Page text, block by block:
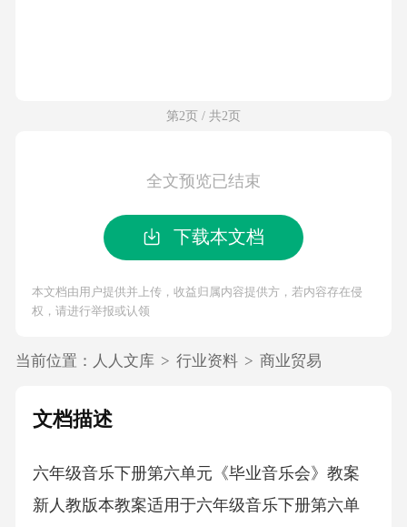
第2页 / 共2页
全文预览已结束
下载本文档
本文档由用户提供并上传，收益归属内容提供方，若内容存在侵
权，请进行举报或认领
当前位置： 人人文库 > 行业资料 > 商业贸易
文档描述
六年级音乐下册第六单元《毕业音乐会》教案
新人教版本教案适用于六年级音乐下册第六单